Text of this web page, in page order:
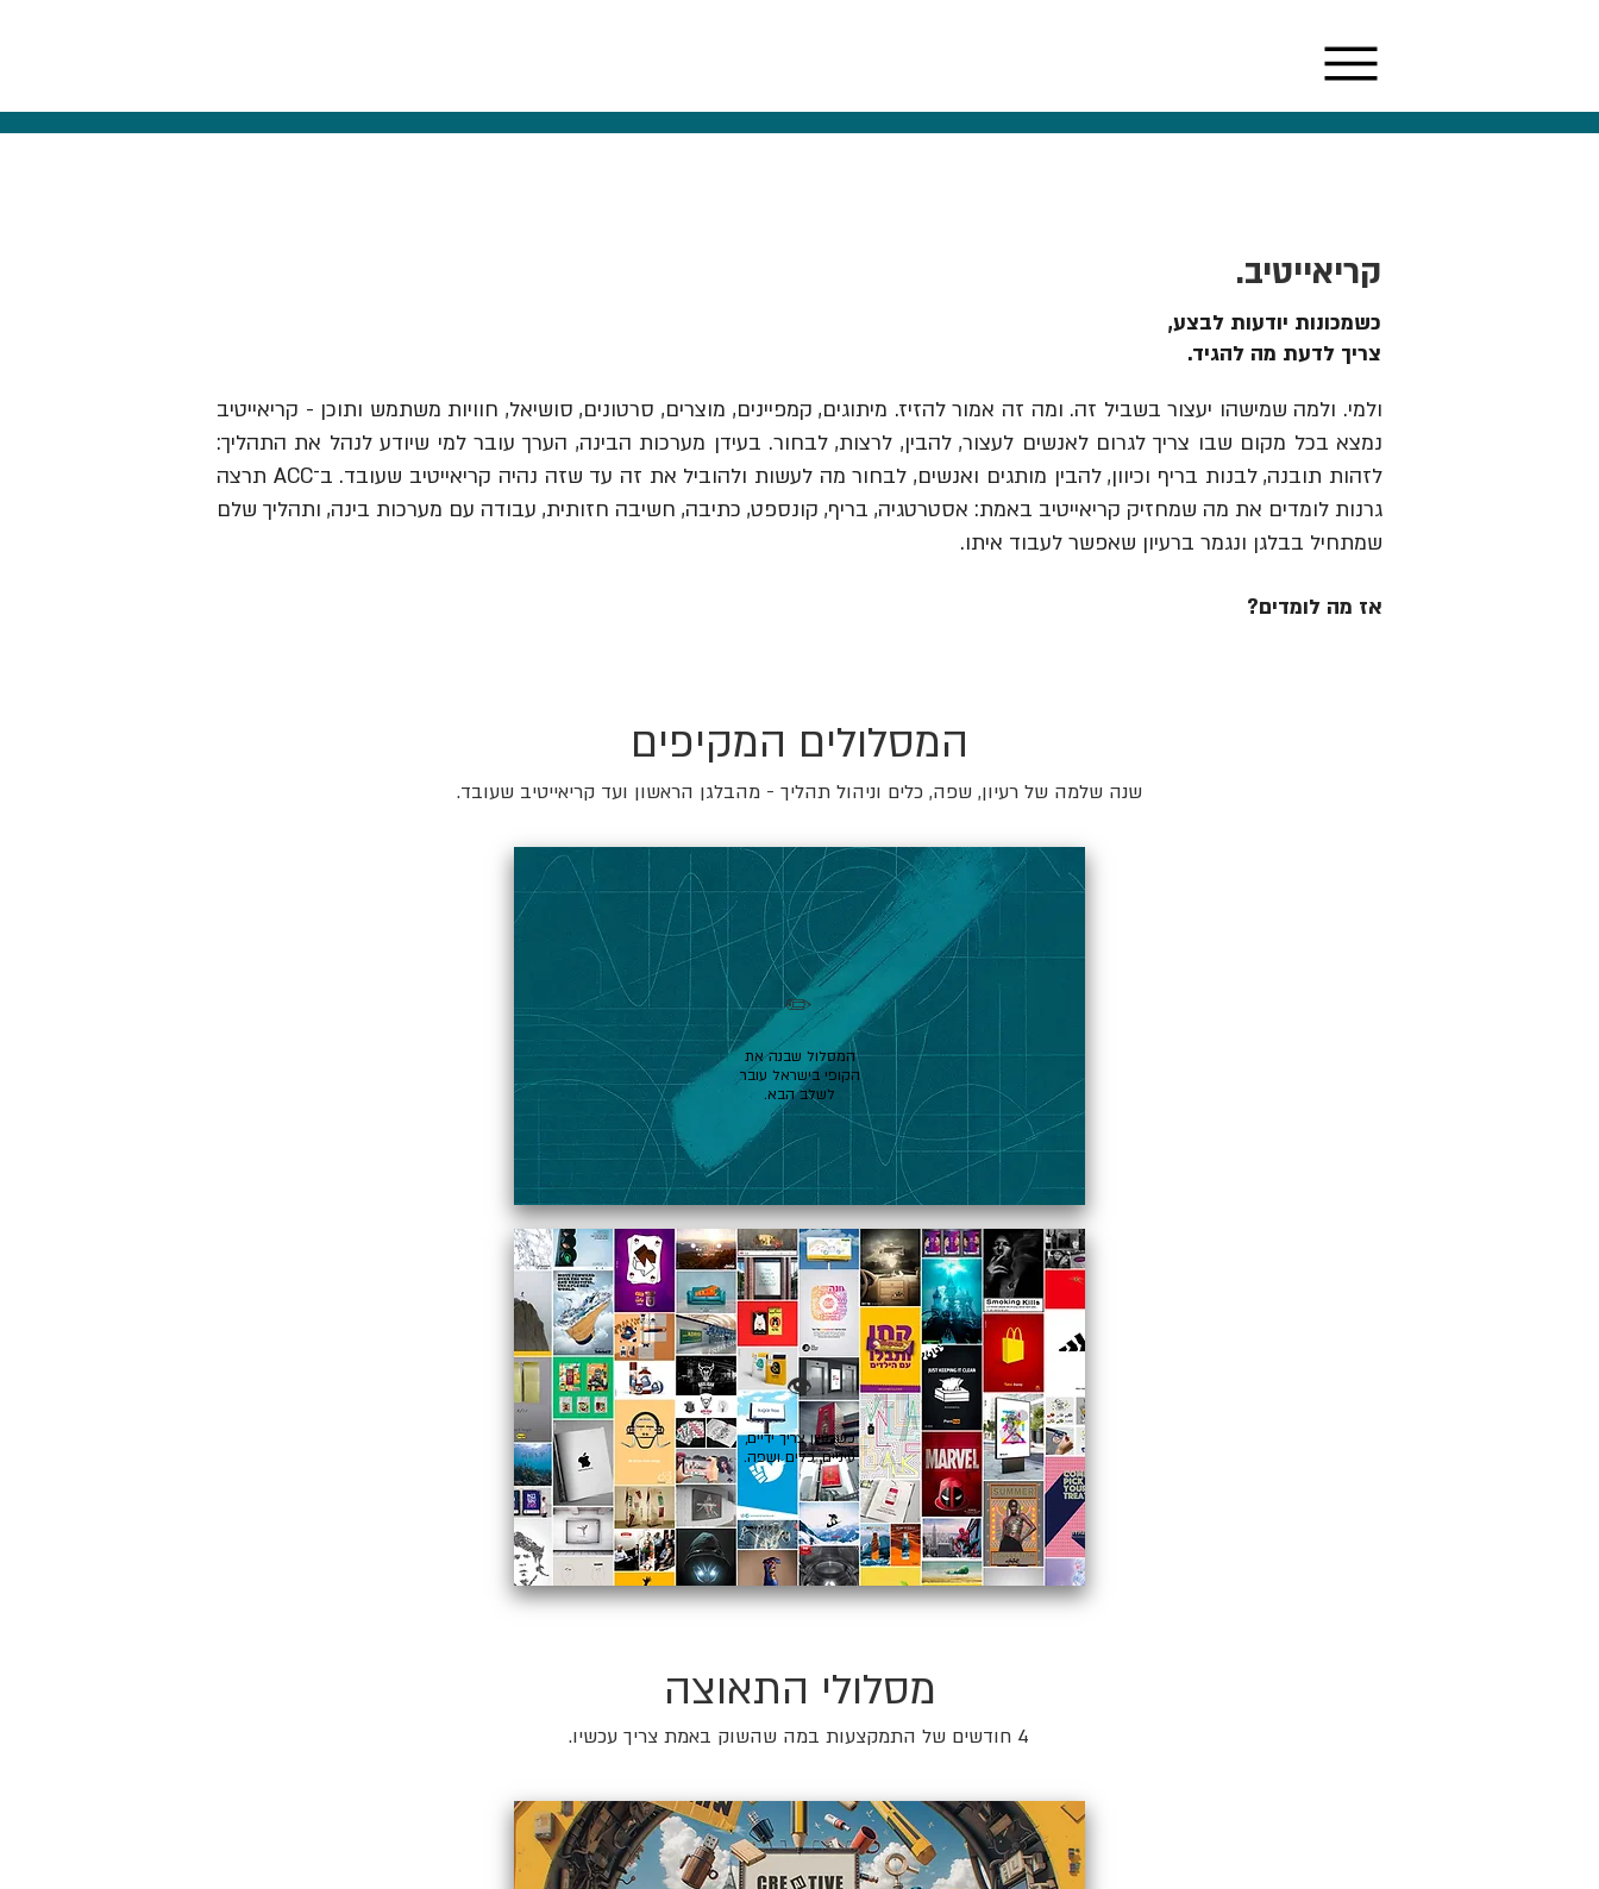
קריאייטיב.
כשמכונות יודעות לבצע,
צריך לדעת מה להגיד.
ולמי. ולמה שמישהו יעצור בשביל זה. ומה זה אמור להזיז. מיתוגים, קמפיינים, מוצרים, סרטונים, סושיאל, חוויות משתמש ותוכן - קריאייטיב
נמצא בכל מקום שבו צריך לגרום לאנשים לעצור, להבין, לרצות, לבחור. בעידן מערכות הבינה, הערך עובר למי שיודע לנהל את התהליך:
לזהות תובנה, לבנות בריף וכיוון, להבין מותגים ואנשים, לבחור מה לעשות ולהוביל את זה עד שזה נהיה קריאייטיב שעובד. ב־ACC תרצה
גרנות לומדים את מה שמחזיק קריאייטיב באמת: אסטרטגיה, בריף, קונספט, כתיבה, חשיבה חזותית, עבודה עם מערכות בינה, ותהליך שלם
שמתחיל בבלגן ונגמר ברעיון שאפשר לעבוד איתו.
אז מה לומדים?
המסלולים המקיפים
שנה שלמה של רעיון, שפה, כלים וניהול תהליך - מהבלגן הראשון ועד קריאייטיב שעובד.
✏️
המסלול שבנה את
הקופי בישראל עובר
לשלב הבא.
👁️
כשרעיון צריך ידיים,
עיניים, כלים ושפה.
מסלולי התאוצה
4 חודשים של התמקצעות במה שהשוק באמת צריך עכשיו.